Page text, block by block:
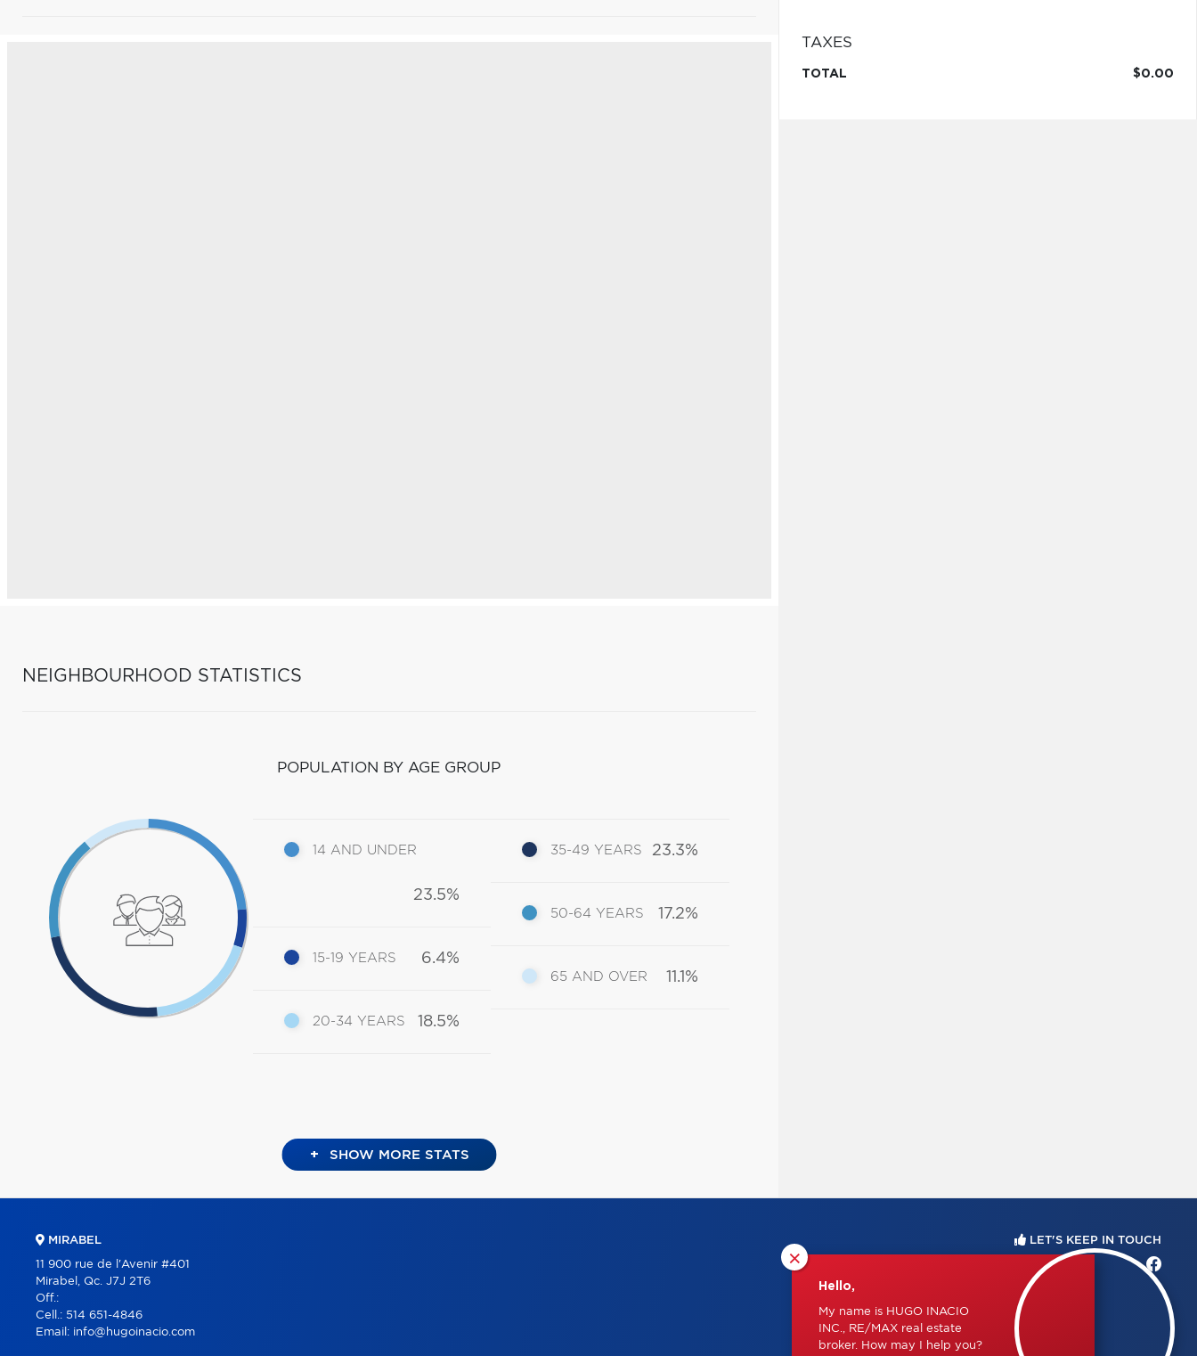
NEIGHBOURHOOD STATISTICS
POPULATION BY AGE GROUP
14 AND UNDER
23.5%
15-19 YEARS 6.4%
20-34 YEARS 18.5%
35-49 YEARS 23.3%
50-64 YEARS 17.2%
65 AND OVER 11.1%
+ SHOW MORE STATS
TAXES
TOTAL $0.00
×
Hello,
My name is HUGO INACIO
INC., RE/MAX real estate
broker. How may I help you?
MIRABEL
11 900 rue de l'Avenir #401
Mirabel, Qc. J7J 2T6
Off.:
Cell.: 514 651-4846
Email: info@hugoinacio.com
LET'S KEEP IN TOUCH